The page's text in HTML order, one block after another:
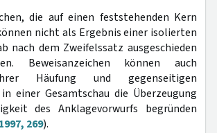
die auf einen feststehenden Kern
nicht als Ergebnis einer isolierten
nach dem Zweifelssatz ausgeschieden
Beweisanzeichen können auch
Häufung und gegenseitigen
einer Gesamtschau die Überzeugung
des Anklagevorwurfs begründen
269).